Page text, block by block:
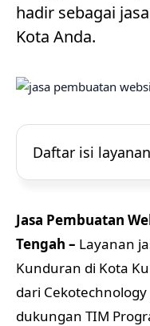
hadir sebagai
Kota Anda.
Daftar isi layanan
Jasa Pembuatan
Tengah – Layanan
Kunduran di Kota
dari
dukungan TIM